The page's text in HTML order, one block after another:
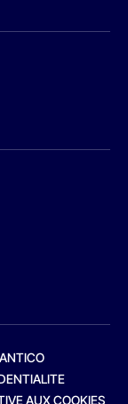
AUX COOKIES